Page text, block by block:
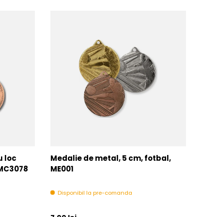
loc
Medalie de metal, 5 cm, fotbal,
ME001
Disponibil la pre-comanda